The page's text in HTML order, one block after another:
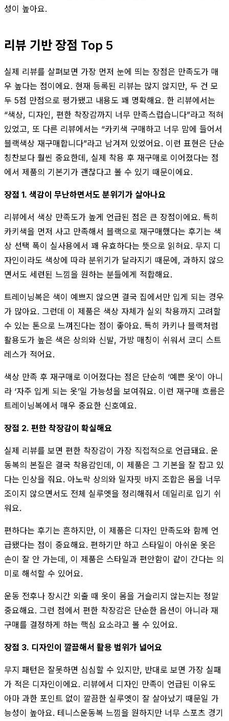
성이 높아요.
리뷰 기반 장점 Top 5
실제 리뷰를 살펴보면 가장 먼저 눈에 띄는 장점은 만족도가 매
우 높다는 점이에요. 현재 등록된 리뷰는 많지 않지만, 두 건 모
두 5점 만점으로 평가됐고 내용도 꽤 명확해요. 한 리뷰에서는
“색상, 디자인, 편한 착장감까지 너무 만족스럽습니다”라고 적혀
있었고, 또 다른 리뷰에서는 “카키색 구매하고 너무 맘에 들어서
블랙색상 재구매합니다”라고 남겨져 있었어요. 이런 표현은 단순
칭찬보다 훨씬 중요한데, 실제 착용 후 재구매로 이어졌다는 점
에서 제품의 기본기가 괜찮다고 볼 수 있기 때문이에요.
장점 1. 색감이 무난하면서도 분위기가 살아나요
리뷰에서 색상 만족도가 높게 언급된 점은 큰 장점이에요. 특히
카키색을 먼저 사고 만족해서 블랙으로 재구매했다는 후기는 색
상 선택 폭이 실사용에서 꽤 유효하다는 뜻으로 읽혀요. 무지 디
자인이라도 색상에 따라 분위기가 달라지기 때문에, 과하지 않으
면서도 세련된 느낌을 원하는 분들에게 적합해요.
트레이닝복은 색이 예쁘지 않으면 결국 집에서만 입게 되는 경우
가 많아요. 그런데 이 제품은 색상 자체가 실외 착용까지 고려할
수 있는 톤으로 느껴진다는 점이 좋아요. 특히 카키나 블랙처럼
활용도가 높은 색은 상의와 신발, 가방 매칭이 쉬워서 코디 스트
레스가 적어요.
색상 만족 후 재구매로 이어졌다는 점은 단순히 ‘예쁜 옷’이 아니
라 ‘자주 입게 되는 옷’일 가능성을 보여줘요. 이런 재구매 흐름은
트레이닝복에서 매우 중요한 신호예요.
장점 2. 편한 착장감이 확실해요
실제 리뷰를 보면 편한 착장감이 가장 직접적으로 언급돼요. 운
동복의 본질은 결국 착용감인데, 이 제품은 그 기본을 잘 잡고 있
다는 인상을 줘요. 아노락 상의와 일자핏 바지 조합은 몸을 너무
조이지 않으면서도 전체 실루엣을 정리해줘서 데일리로 입기 쉬
워요.
편하다는 후기는 흔하지만, 이 제품은 디자인 만족도와 함께 언
급됐다는 점이 중요해요. 편하기만 하고 스타일이 아쉬운 옷은
손이 잘 안 가는데, 이 제품은 스타일과 편안함이 같이 간다는 의
미로 해석할 수 있어요.
운동 전후나 장시간 외출 때 옷이 몸을 거슬리지 않는지는 정말
중요해요. 그런 점에서 편한 착장감은 단순한 옵션이 아니라 재
구매를 결정하게 하는 핵심 요소라고 볼 수 있어요.
장점 3. 디자인이 깔끔해서 활용 범위가 넓어요
무지 패턴은 잘못하면 심심할 수 있지만, 반대로 보면 가장 실패
가 적은 디자인이에요. 리뷰에서 디자인 만족이 언급된 이유도
아마 과한 포인트 없이 깔끔한 실루엣이 잘 살아났기 때문일 가
능성이 높아요. 테니스운동복 느낌을 원하지만 너무 스포츠 경기